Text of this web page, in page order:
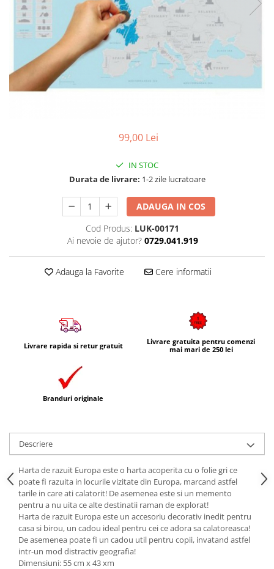
99,00 Lei
IN STOC
Durata de livrare: 1-2 zile lucratoare
ADAUGA IN COS
Cod Produs: LUK-00171
Ai nevoie de ajutor? 0729.041.919
Adauga la Favorite Cere informatii
Livrare rapida si retur gratuit
Livrare gratuita pentru comenzi
mai mari de 250 lei
Branduri originale
Descriere
Harta de razuit Europa este o harta acoperita cu o folie gri ce
poate fi razuita in locurile vizitate din Europa, marcand astfel
tarile in care ati calatorit! De asemenea este si un memento
pentru a nu uita ce alte destinatii raman de explorat!
Harta de razuit Europa este un accesoriu decorativ inedit pentru
casa si birou, un cadou ideal pentru cei ce adora sa calatoreasca!
De asemenea poate fi un cadou util pentru copii, invatand astfel
intr-un mod distractiv geografia!
Dimensiuni: 55 cm x 43 xm